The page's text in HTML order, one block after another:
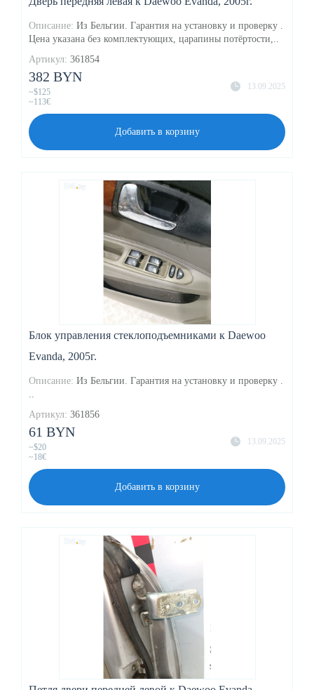
Описание: Из Бельгии. Гарантия на установку и проверку .
Цена указана без комплектующих, царапины потёртости,..
Артикул: 361854
13.09.2025
382 BYN
~$125
~113€
Добавить в корзину
Блок управления стеклоподъемниками к Daewoo
Evanda, 2005г.
Описание: Из Бельгии. Гарантия на установку и проверку .
Артикул: 361856
13.09.2025
61 BYN
~$20
~18€
Добавить в корзину